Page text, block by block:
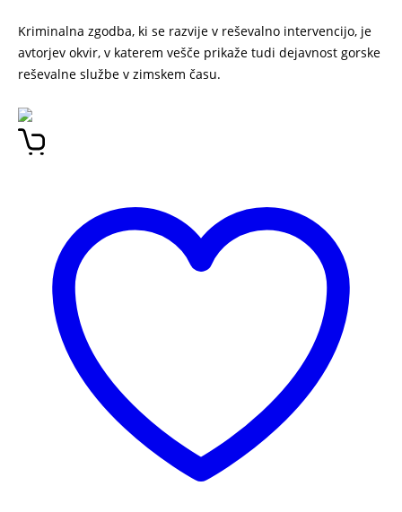
Kriminalna zgodba, ki se razvije v reševalno intervencijo, je
avtorjev okvir, v katerem vešče prikaže tudi dejavnost gorske
reševalne službe v zimskem času.